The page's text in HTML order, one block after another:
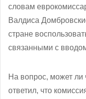
словам
Валдиса
стране
связанными с
На вопрос, может ли
ответил, что